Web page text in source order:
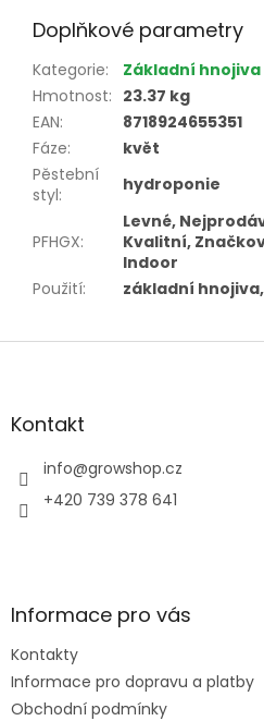
Doplňkové parametry
Kategorie:
Základní hnojiva
Hmotnost: 23.37 kg
EAN:
8718924655351
Fáze:
květ
Pěstební
styl: hydroponie
PFHGX:
Levné,
Kvalitní,
Indoor
Použití: základní hnojiva,
Z
aKontakt
info@growshop.cz
+420 739 378 641
Informace pro vás
Kontakty
Informace pro dopravu a platby
Obchodní podmínky